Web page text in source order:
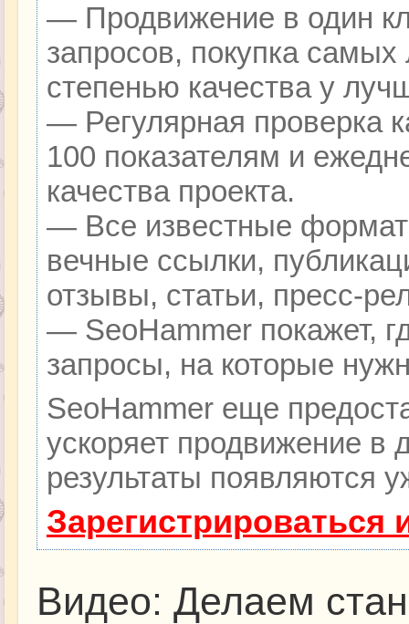
— Продвижение в один
запросов, покупка
степенью качества у
— Регулярная проверка
100 показателям и
качества проекта.
— Все известные
вечные ссылки,
отзывы, статьи, пресс-
— SeoHammer покажет,
запросы, на которые
SeoHammer еще
ускоряет продвижение в
результаты появляются
Видео: Делаем